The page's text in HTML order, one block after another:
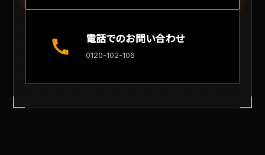
call 電話でのお問い合わせ
0120-102-106